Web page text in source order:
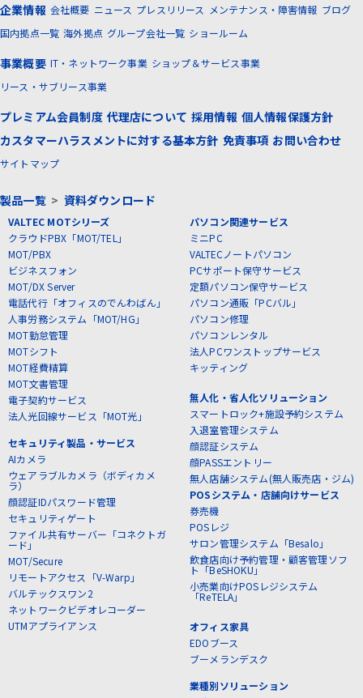
企業情報 会社概要 ニュース プレスリリース メンテナンス・障害情報 ブログ
国内拠点一覧 海外拠点 グループ会社一覧 ショールーム
事業概要 IT・ネットワーク事業 ショップ＆サービス事業
リース・サブリース事業
プレミアム会員制度 代理店について 採用情報 個人情報保護方針
カスタマーハラスメントに対する基本方針 免責事項 お問い合わせ
サイトマップ
製品一覧> 資料ダウンロード
VALTEC MOTシリーズ
クラウドPBX「MOT/TEL」
MOT/PBX
ビジネスフォン
MOT/DX Server
電話代行「オフィスのでんわばん」
人事労務システム「MOT/HG」
MOT勤怠管理
MOTシフト
MOT経費精算
MOT文書管理
電子契約サービス
法人光回線サービス「MOT光」
セキュリティ製品・サービス
AIカメラ
ウェアラブルカメラ（ボディカメ
ラ）
顔認証IDパスワード管理
セキュリティゲート
ファイル共有サーバー「コネクトガ
ード」
MOT/Secure
リモートアクセス「V-Warp」
バルテックスワン2
ネットワークビデオレコーダー
UTMアプライアンス
パソコン関連サービス
ミニPC
VALTECノートパソコン
PCサポート保守サービス
定額パソコン保守サービス
パソコン通販「PCバル」
パソコン修理
パソコンレンタル
法人PCワンストップサービス
キッティング
無人化・省人化ソリューション
スマートロック+施設予約システム
入退室管理システム
顔認証システム
顔PASSエントリー
無人店舗システム(無人販売店・ジム)
POSシステム・店舗向けサービス
券売機
POSレジ
サロン管理システム「Besalo」
飲食店向け予約管理・顧客管理ソフ
ト「BeSHOKU」
小売業向けPOSレジシステム
「ReTELA」
オフィス家具
EDOブース
ブーメランデスク
業種別ソリューション